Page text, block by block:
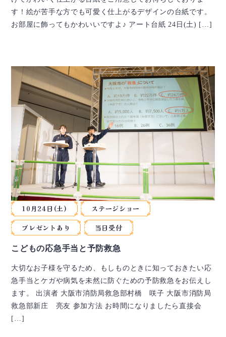
す！絵が苦手な方でも可愛く仕上がるデザインの台紙です。
お部屋に飾ってもかわいいですよ♪ アート台紙 24日(土) […]
10月24日(土)
ステージショー
プレゼントあり
当日受付
こどもの応急手当と予防救急
大切なお子様を守るため、もしものときに知っておきたい応
急手当とケガや病気を未然に防ぐための予防救急をお伝えし
ます。 出演者 大阪市消防局救急部村橋 咲子 大阪市消防局
救急部新庄 亮友 参加方法 お時間になりましたら直接会
[…]